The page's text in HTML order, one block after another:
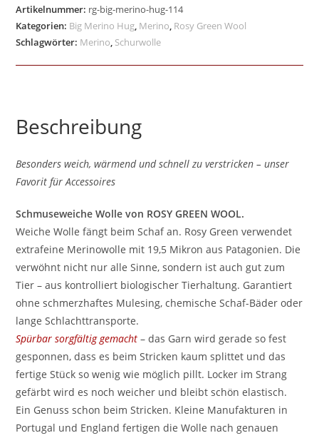
Artikelnummer: rg-big-merino-hug-114
Kategorien: Big Merino Hug, Merino, Rosy Green Wool
Schlagwörter: Merino, Schurwolle
Beschreibung
Besonders weich, wärmend und schnell zu verstricken – unser
Favorit für Accessoires
Schmuseweiche Wolle von ROSY GREEN WOOL.
Weiche Wolle fängt beim Schaf an. Rosy Green verwendet
extrafeine Merinowolle mit 19,5 Mikron aus Patagonien. Die
verwöhnt nicht nur alle Sinne, sondern ist auch gut zum
Tier – aus kontrolliert biologischer Tierhaltung. Garantiert
ohne schmerzhaftes Mulesing, chemische Schaf-Bäder oder
lange Schlachttransporte.
Spürbar sorgfältig gemacht – das Garn wird gerade so fest
gesponnen, dass es beim Stricken kaum splittet und das
fertige Stück so wenig wie möglich pillt. Locker im Strang
gefärbt wird es noch weicher und bleibt schön elastisch.
Ein Genuss schon beim Stricken. Kleine Manufakturen in
Portugal und England fertigen die Wolle nach genauen